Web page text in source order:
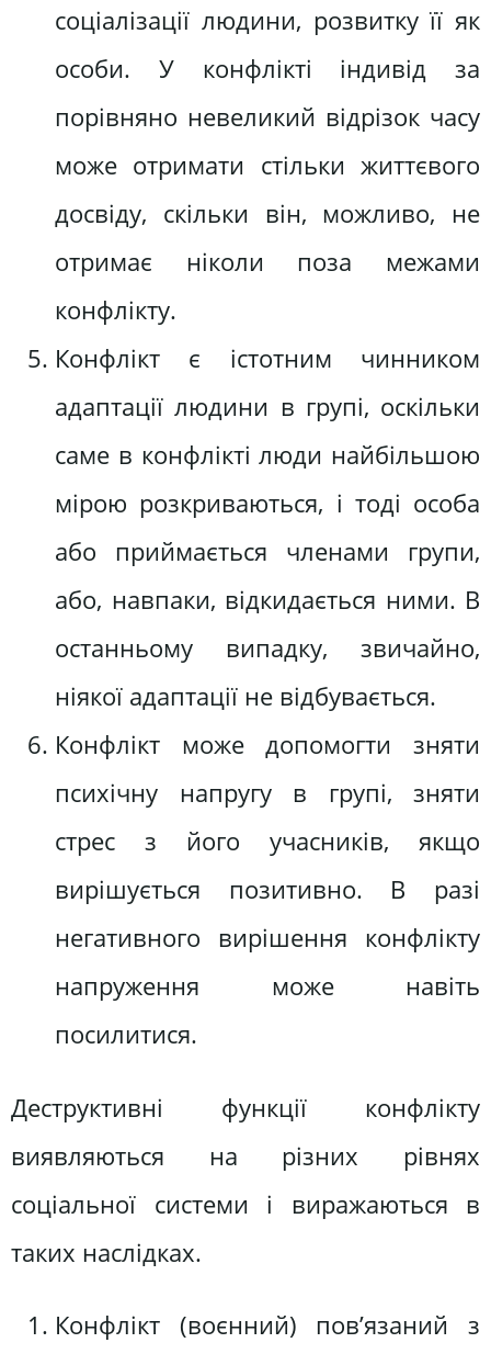
соціалізації людини, розвитку її як
особи. У конфлікті індивід за
порівняно невеликий відрізок часу
може отримати стільки життєвого
досвіду, скільки він, можливо, не
отримає ніколи поза межами
конфлікту.
Конфлікт є істотним чинником
адаптації людини в групі, оскільки
саме в конфлікті люди найбільшою
мірою розкриваються, і тоді особа
або приймається членами групи,
або, навпаки, відкидається ними. В
останньому випадку, звичайно,
ніякої адаптації не відбувається.
Конфлікт може допомогти зняти
психічну напругу в групі, зняти
стрес з його учасників, якщо
вирішується позитивно. В разі
негативного вирішення конфлікту
напруження може навіть
посилитися.
Деструктивні функції конфлікту
виявляються на різних рівнях
соціальної системи і виражаються в
таких наслідках.
Конфлікт (воєнний) пов’язаний з